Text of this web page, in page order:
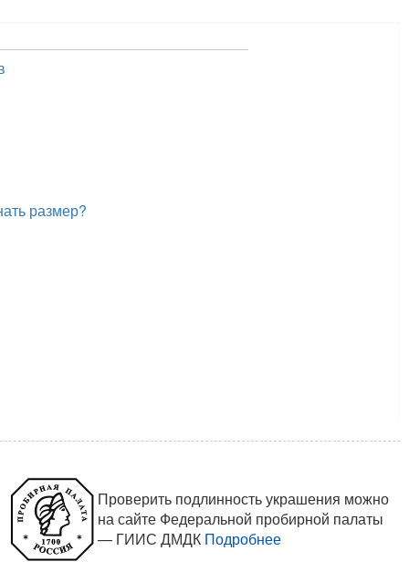
размер?
Проверить подлинность украшения можно
на сайте Федеральной пробирной палаты
— ГИИС ДМДК Подробнее